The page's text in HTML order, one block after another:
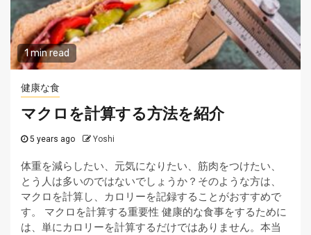
1 min read
健康な食
マクロを計算する方法を紹介
5 years ago Yoshi
体重を減らしたい、元気になりたい、筋肉をつけたい、
とう人は多いのではないでしょうか？そのような方は、
マクロを計算し、カロリーを記録することがおすすめで
す。 マクロを計算する重要性 健康的な食事をするために
は、単にカロリーを計算するだけではありません。本当